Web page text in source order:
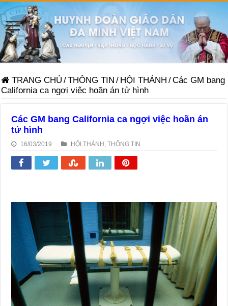
TRANG CHỦ /THÔNG TIN / HỘI THÁNH /Các GM bang
California ca ngợi việc hoãn án tử hình
Các GM bang California ca ngợi việc hoãn án
tử hình
16/03/2019 HỘI THÁNH ,THÔNG TIN